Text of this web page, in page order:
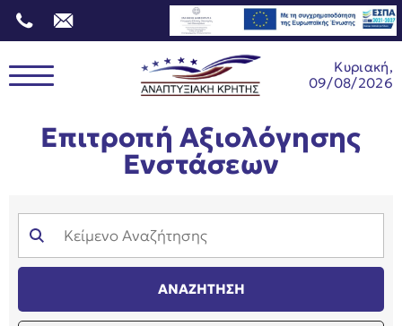
Κυριακή,
09/08/2026
Επιτροπή Αξιολόγησης
Ενστάσεων